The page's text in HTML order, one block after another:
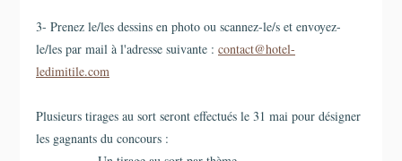
3- Prenez le/les dessins en photo ou scannez-le/s et envoyez-
le/les par mail à l'adresse suivante : contact@hotel-
ledimitile.com
Plusieurs tirages au sort seront effectués le 31 mai pour désigner
les gagnants du concours :